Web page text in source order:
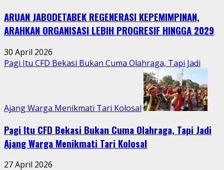
Warga
Jatimurni
di
Tengah
Aktivitas
Perkotaan
ARUAN JABODETABEK REGENERASI KEPEMIMPINAN,
ARAHKAN ORGANISASI LEBIH PROGRESIF HINGGA 2029
30 April 2026
Pagi Itu CFD Bekasi Bukan Cuma Olahraga, Tapi Jadi
Ajang Warga Menikmati Tari Kolosal
Pagi Itu CFD Bekasi Bukan Cuma Olahraga, Tapi Jadi
Ajang Warga Menikmati Tari Kolosal
27 April 2026